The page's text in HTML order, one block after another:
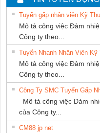
PHƯƠNG NAM
Tuyển gấp nhân viên Kỹ
Mô tả công việc Đảm
Công ty theo...
Tuyển Nhanh Nhân Viên Kỹ
Mô tả công việc Đảm
Công ty theo...
Công Ty SMC Tuyển Gấp
Mô tả công việc Đảm
của Công ty...
CM88 jp net